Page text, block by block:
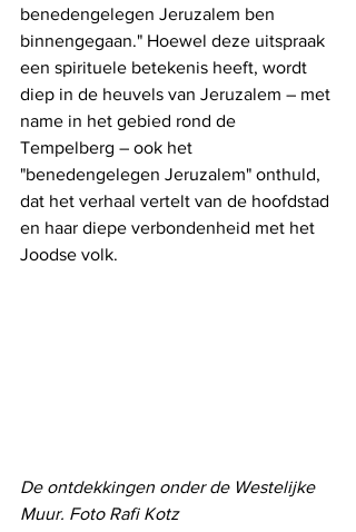
benedengelegen Jeruzalem ben
binnengegaan." Hoewel deze uitspraak
een spirituele betekenis heeft, wordt
diep in de heuvels van Jeruzalem – met
name in het gebied rond de
Tempelberg – ook het
"benedengelegen Jeruzalem" onthuld,
dat het verhaal vertelt van de hoofdstad
en haar diepe verbondenheid met het
Joodse volk.
De ontdekkingen onder de Westelijke
Muur. Foto Rafi Kotz